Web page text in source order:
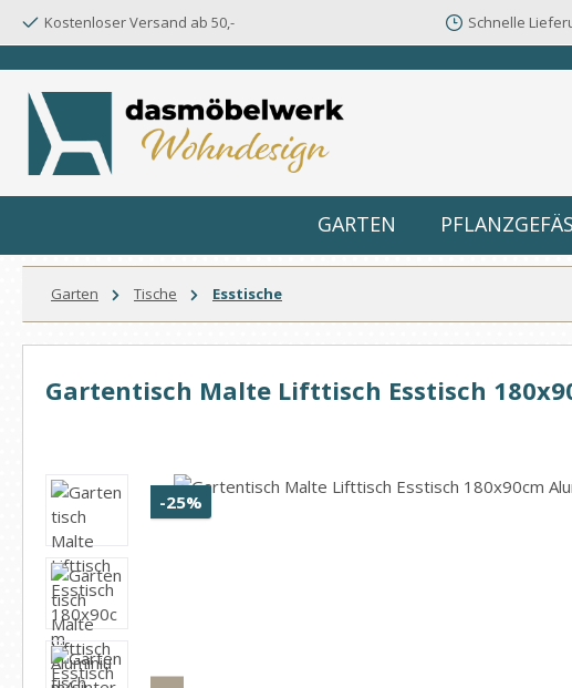
Hauptinhalt springen
Zur Suche springen
Zur Hauptnavigation springen
Kostenloser Versand ab 50,- Schnelle
GARTEN
Garten Tische Esstische
Gartentisch Malte Lifttisch Esstisch
Bildergalerie überspringen
-25%